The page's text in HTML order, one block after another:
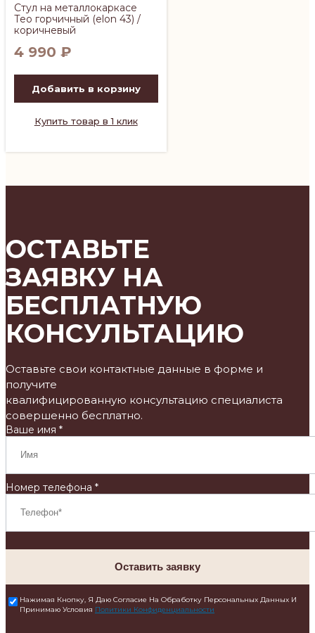
Стул на металлокаркасе
Тео горчичный (elon 43) /
коричневый
4 990 ₽
Добавить в корзину
Купить товар в 1 клик
ОСТАВЬТЕ
ЗАЯВКУ НА
БЕСПЛАТНУЮ
КОНСУЛЬТАЦИЮ
Оставьте свои контактные данные в форме и
получите
квалифицированную консультацию специалиста
совершенно бесплатно.
Ваше имя *
Номер телефона *
Оставить заявку
Нажимая Кнопку, Я Даю Согласие На Обработку Персональных Данных И
Принимаю Условия Политики Конфиденциальности